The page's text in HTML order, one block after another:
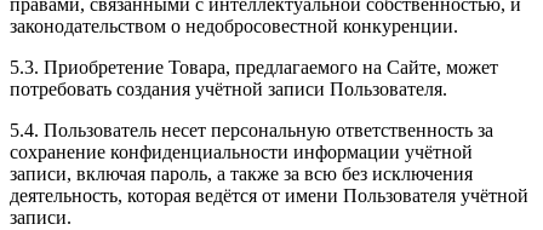
правами, связанными с интеллектуальной собственностью, и
законодательством о недобросовестной конкуренции.
5.3. Приобретение Товара, предлагаемого на Сайте, может
потребовать создания учётной записи Пользователя.
5.4. Пользователь несет персональную ответственность за
сохранение конфиденциальности информации учётной
записи, включая пароль, а также за всю без исключения
деятельность, которая ведётся от имени Пользователя учётной
записи.